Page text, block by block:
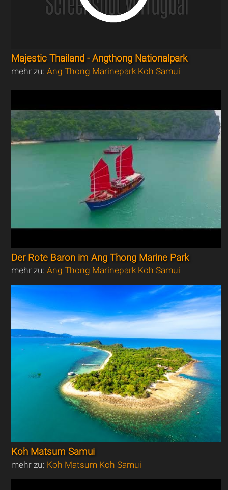
Majestic Thailand - Angthong Nationalpark
mehr zu:Ang Thong Marinepark Koh Samui
Der Rote Baron im Ang Thong Marine Park
mehr zu:Ang Thong Marinepark Koh Samui
Koh Matsum Samui
mehr zu: Koh Matsum Koh Samui